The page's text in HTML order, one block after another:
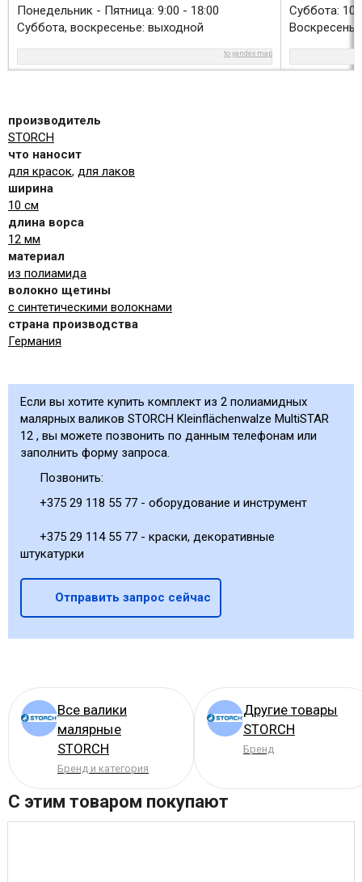
Понедельник - Пятница: 9:00 - 18:00
Суббота, воскресенье: выходной
to yandex map
Суббота:
производитель
STORCH
что наносит
для красок, для лаков
ширина
10 см
длина ворса
12 мм
материал
из полиамида
волокно щетины
с синтетическими волокнами
страна производства
Германия
Если вы хотите купить комплект из 2 полиамидных
малярных валиков STORCH Kleinflächenwalze MultiSTAR
12 , вы можете позвонить по данным телефонам или
заполнить форму запроса.
Позвонить:
+375 29 118 55 77 - оборудование и инструмент
+375 29 114 55 77 - краски, декоративные
штукатурки
Отправить запрос сейчас
Все валики
малярные
STORCH
Бренд и категория
Другие товары
STORCH
Бренд
С этим товаром покупают